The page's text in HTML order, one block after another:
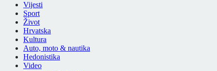
Vijesti
Sport
Život
Hrvatska
Kultura
Auto, moto & nautika
Hedonistika
Video